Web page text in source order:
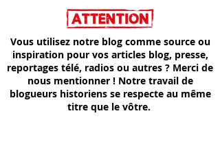
Vous utilisez notre blog comme source ou
inspiration pour vos articles blog, presse,
reportages télé, radios ou autres ? Merci de
nous mentionner ! Notre travail de
blogueurs historiens se respecte au même
titre que le vôtre.